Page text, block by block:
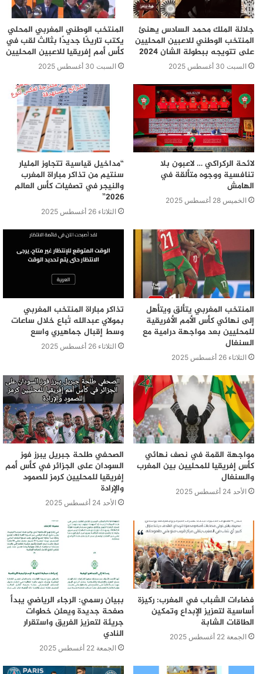
جلالة الملك محمد السادس يهنئ
المنتخب الوطني للاعبين المحليين
على تتويجه ببطولة الشان 2024
السبت 30 أغسطس 2025
المنتخب الوطني المغربي المحلي
يكتب تاريخًا جديدًا بثالث لقب في
كأس أمم إفريقيا للاعبين المحليين
السبت 30 أغسطس 2025
لائحة الركراكي … لاعبون بلا
تنافسية ووجوه متألقة في
الهامش
الخميس 28 أغسطس 2025
“مداخيل قياسية تتجاوز المليار
سنتيم من تذاكر مباراة المغرب
والنيجر في تصفيات كأس العالم
2026”
الثلاثاء 26 أغسطس 2025
المنتخب المغربي يتألق ويتأهل
إلى نهائي كأس الأمم الأفريقية
للمحليين بعد مواجهة درامية مع
السنغال
الثلاثاء 26 أغسطس 2025
تذاكر مباراة المنتخب المغربي
بمولاي عبدالله تُباع خلال ساعات
وسط إقبال جماهيري واسع
الثلاثاء 26 أغسطس 2025
مواجهة القمة في نصف نهائي
كأس إفريقيا للمحليين بين المغرب
والسنغال
الأحد 24 أغسطس 2025
الصحفي طلحة جبريل يبرز فوز
السودان على الجزائر في كأس أمم
إفريقيا للمحليين كرمز للصمود
والإرادة
الأحد 24 أغسطس 2025
فضاءات الشباب في المغرب: ركيزة
أساسية لتعزيز الإبداع وتمكين
الطاقات الشابة
الجمعة 22 أغسطس 2025
ببيان رسمي: الرجاء الرياضي يبدأ
صفحة جديدة ويعلن خطوات
جريئة لتعزيز الفريق واستقرار
النادي
الجمعة 22 أغسطس 2025